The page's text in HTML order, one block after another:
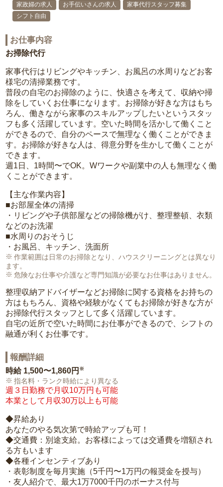
家政婦の求人
お手伝いさんの求人
家事代行スタッフ募集
シフト自由
お仕事内容
お掃除代行
家事代行はリビングやキッチン、お風呂の水周りなどお客
様宅の清掃業務です。
普段の自宅のお掃除のように、快適さを考えて、収納や掃
除をしていくお仕事になります。お掃除が好きな方はもち
ろん、働きながら家事のスキルアップしたいというスタッ
フも多く活躍しています。空いた時間を活かして働くこと
ができるので、自分のペースで無理なく働くことができま
す。お掃除が好きな人は、得意分野を生かして働くことが
できます。
週1日、1時間〜でOK。Wワークや副業中の人も無理なく働
くことができます。
【主な作業内容】
■お部屋全体の清掃
・リビングや子供部屋などの掃除機がけ、整理整頓、衣類
などのお洗濯
■水周りのおそうじ
・お風呂、キッチン、洗面所
作業範囲は日常のお掃除となり、ハウスクリーニングとは異なり
ます。
危険なお仕事や介護など専門知識が必要なお仕事はありません。
整理収納アドバイザーなどお掃除に関する資格をお持ちの
方はもちろん、資格や経験がなくてもお掃除が好きな方が
お掃除代行スタッフとして多く活躍しています。
自宅の近所で空いた時間にお仕事ができるので、シフトの
融通が利くお仕事です。
報酬詳細
時給 1,500〜1,860円 ※
指名料・ランク時給により異なる
週３日勤務で月収10万円も可能
本業として月収30万以上も可能
◆昇給あり
あなたのやる気次第で時給アップも可！
◆交通費：別途支給。お客様によっては交通費を増額され
る方もいます
◆各種インセンティブあり
・表彰制度を毎月実施（5千円〜1万円の報奨金を授与）
・友人紹介で、最大1万7000千円のボーナス付与